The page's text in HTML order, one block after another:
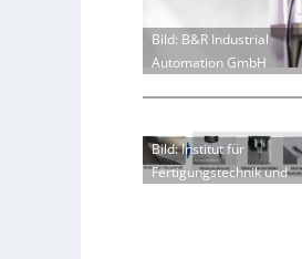
Bild: B&R Industrial
Automation GmbH
Bild: Institut für
Fertigungstechnik und